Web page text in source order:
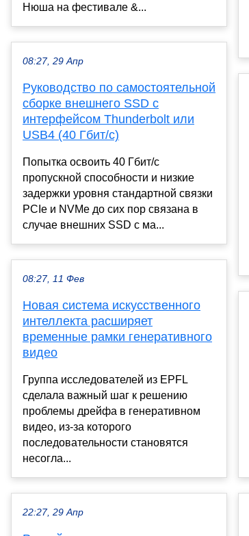
Нюша на фестивале &...
08:27, 29 Апр
Руководство по самостоятельной
сборке внешнего SSD с
интерфейсом Thunderbolt или
USB4 (40 Гбит/с)
Попытка освоить 40 Гбит/с
пропускной способности и низкие
задержки уровня стандартной связки
PCIe и NVMe до сих пор связана в
случае внешних SSD с ма...
08:27, 11 Фев
Новая система искусственного
интеллекта расширяет
временные рамки генеративного
видео
Группа исследователей из EPFL
сделала важный шаг к решению
проблемы дрейфа в генеративном
видео, из-за которого
последовательности становятся
несогла...
22:27, 29 Апр